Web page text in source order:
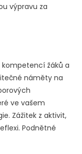
výpravu za
kompetencí žáků a
náměty na
ve vašem
Zážitek z aktivit,
Podnětné